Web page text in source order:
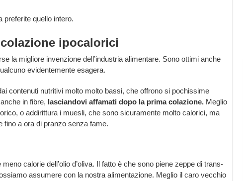
preferite quello intero.
ipocalorici
la migliore invenzione dell’industria alimentare. Sono ottimi anche
evidentemente esagera.
contenuti nutritivi molto molto bassi, che offrono si pochissime
in fibre, lasciandovi affamati dopo la prima colazione. Meglio
o addirittura i muesli, che sono sicuramente molto calorici, ma
fino a ora di pranzo senza fame.
calorie dell’olio d’oliva. Il fatto è che sono piene zeppe di trans-
assumere con la nostra alimentazione. Meglio il caro vecchio